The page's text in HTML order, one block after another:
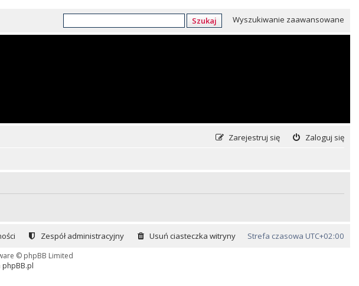
Szukaj Wyszukiwanie zaawansowane
Zaloguj się
Zarejestruj się
Strefa czasowa UTC+02:00
Usuń ciasteczka witryny
Zespół administracyjny
© phpBB Limited
phpBB.pl